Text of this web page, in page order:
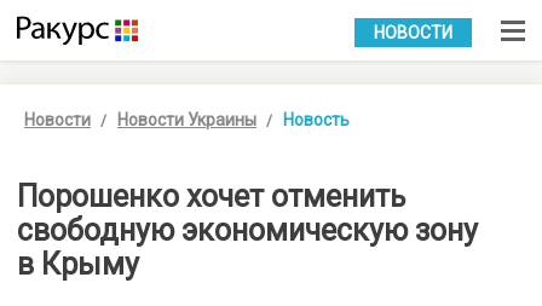
УКР РУС
НОВОСТИ
Новости Новости Украины Новость
Порошенко хочет отменить
свободную экономическую зону
в Крыму